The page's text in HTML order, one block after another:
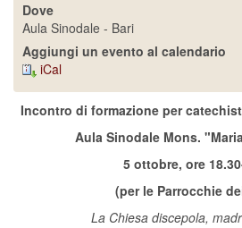
Dove
Aula Sinodale - Bari
Aggiungi un evento al calendario
iCal
Incontro di formazione per
Aula Sinodale Mons.
5 ottobre, ore
(per le Parrocchie
La Chiesa discepola,